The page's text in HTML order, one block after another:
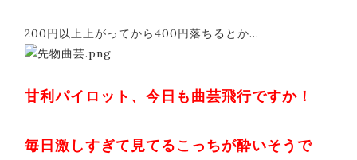
200円以上上がってから400円落ちるとか…
甘利パイロット、今日も曲芸飛行ですか！
毎日激しすぎて見てるこっちが酔いそうで